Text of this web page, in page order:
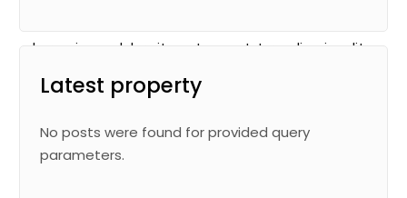
Lorem ipsum dolor sit amet, consetetur sadipscing elitr,
dolore magna aliquyam erat, sed diam voluptua. At vero
clita kasd gubergren, no sea takimata sanctus est
Lorem ipsum dolor sit amet. Lorem ipsum dolor sit
Latest property
No posts were found for provided query
parameters.